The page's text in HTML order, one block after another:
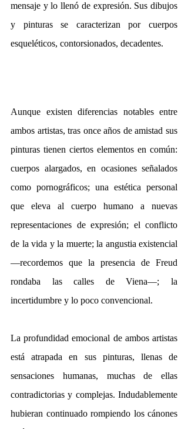
mensaje y lo llenó de expresión. Sus dibujos
y pinturas se caracterizan por cuerpos
esqueléticos, contorsionados, decadentes.
Aunque existen diferencias notables entre
ambos artistas, tras once años de amistad sus
pinturas tienen ciertos elementos en común:
cuerpos alargados, en ocasiones señalados
como pornográficos; una estética personal
que eleva al cuerpo humano a nuevas
representaciones de expresión; el conflicto
de la vida y la muerte; la angustia existencial
—recordemos que la presencia de Freud
rondaba las calles de Viena—; la
incertidumbre y lo poco convencional.
La profundidad emocional de ambos artistas
está atrapada en sus pinturas, llenas de
sensaciones humanas, muchas de ellas
contradictorias y complejas. Indudablemente
hubieran continuado rompiendo los cánones